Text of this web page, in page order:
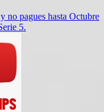
no pagues hasta Octubre
5.